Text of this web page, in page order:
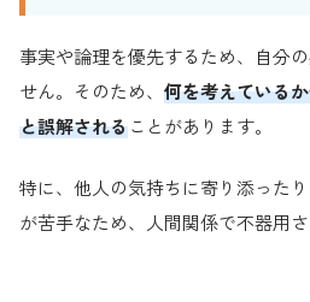
事実や論理を優先するため、自分
せん。そのため、 何を考えている
と誤解されることがあります。
特に、他人の気持ちに寄り添った
が苦手なため、人間関係で不器用さ